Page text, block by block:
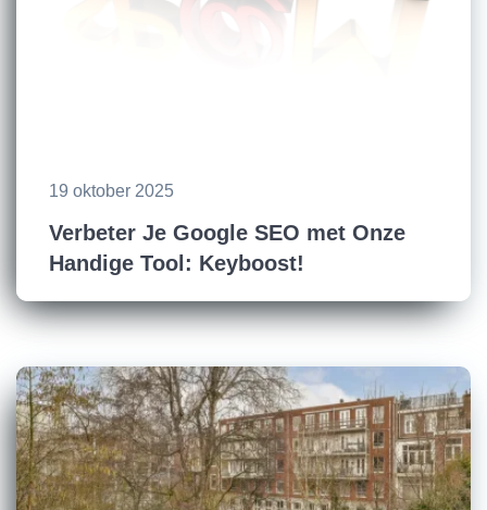
19 oktober 2025
Verbeter Je Google SEO met Onze
Handige Tool: Keyboost!